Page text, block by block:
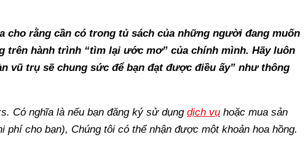
cho rằng cần có trong tủ sách của những người đang muốn
hành trình “tìm lại ước mơ” của chính mình. Hãy luôn
vũ trụ sẽ chung sức để bạn đạt được điều ấy” như thông
Có nghĩa là nếu bạn đăng ký sử dụng dịch vụ hoặc mua sản
cho bạn), Chúng tôi có thể nhận được một khoản hoa hồng.